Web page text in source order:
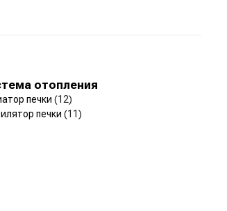
отопления
печки (12)
печки (11)